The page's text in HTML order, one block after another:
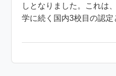
しとなりました。これは
学に続く国内3校目の認